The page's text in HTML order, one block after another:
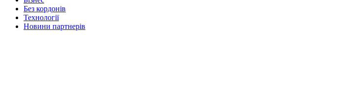
Без кордонів
Технології
Новини партнерів